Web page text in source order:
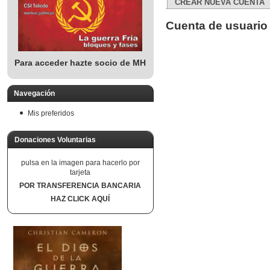
Para acceder hazte socio de MH
Navegación
Mis preferidos
Donaciones Voluntarias
pulsa en la imagen para hacerlo por
tarjeta
POR TRANSFERENCIA BANCARIA
HAZ CLICK AQUÍ
CREAR NUEVA CUENTA
Cuenta de usuario